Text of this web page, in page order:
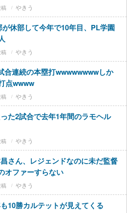
やきう
休部して今年で10年目、PL学園
やきう
合連続の本塁打wwwwwwwwしか
点wwww
やきう
た2試合で去年1年間のラモヘル
やきう
昌さん、レジェンドなのに未だ監督
オファーすらない
やきう
10勝カルテットが見えてくる